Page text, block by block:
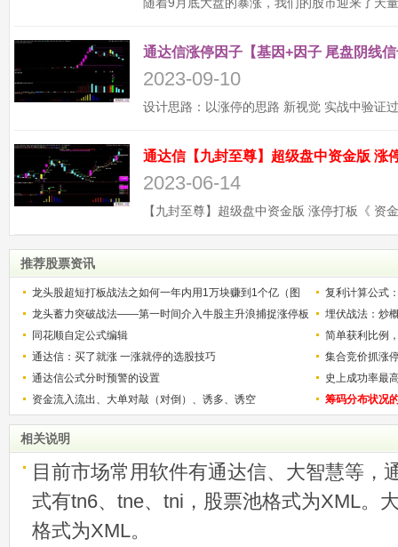
通达信涨停因子【基因+因子 尾盘阴线
2023-09-10
2023-06-14
推荐股票资讯
龙头股超短打板战法之如何一年内用1万块赚到1个亿（图
解）
复利计算公式
少？
龙头蓄力突破战法——第一时间介入牛股主升浪捕捉涨停板
的技巧（图解）
埋伏战法：炒
同花顺自定公式编辑
简单获利比例
用
通达信：买了就涨 一涨就停的选股技巧
集合竞价抓涨
通达信公式分时预警的设置
史上成功率最
称选股法宝！
资金流入流出、大单对敲（对倒）、诱多、诱空 筹码分布状况
相关说明
目前市场常用软件有通达信、大智慧等，
式有tn6、tne、tni，股票池格式为XML。
格式为XML。